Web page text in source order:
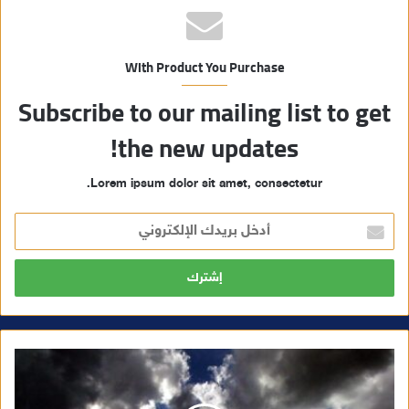
With Product You Purchase
Subscribe to our mailing list to get
the new updates!
Lorem ipsum dolor sit amet, consectetur.
خ
ل
ر
ا
ل
إ